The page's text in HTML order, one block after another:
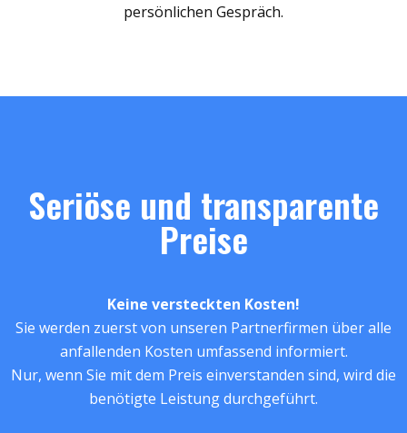
persönlichen Gespräch.
Seriöse und transparente
Preise
Keine versteckten Kosten!
Sie werden zuerst von unseren Partnerfirmen über alle
anfallenden Kosten umfassend informiert.
Nur, wenn Sie mit dem Preis einverstanden sind, wird die
benötigte Leistung durchgeführt.